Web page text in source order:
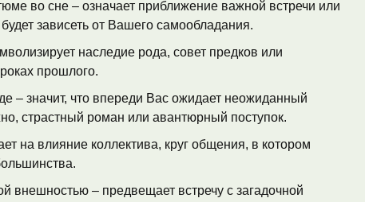
во сне – означает приближение важной встречи или
зависеть от Вашего самообладания.
наследие рода, совет предков или
прошлого.
– значит, что впереди Вас ожидает неожиданный
страстный роман или авантюрный поступок.
на влияние коллектива, круг общения, в котором
внешностью – предвещает встречу с загадочной